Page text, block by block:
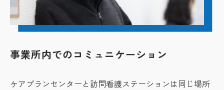
事業所内でのコミュニケーション
ケアプランセンターと訪問看護ステーションは同じ場所